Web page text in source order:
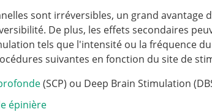
sont irréversibles, un grand avantage
De plus, les effets secondaires
tels que l'intensité ou la fréquence
suivantes en fonction du site de
(SCP) ou Deep Brain Stimulation
épinière